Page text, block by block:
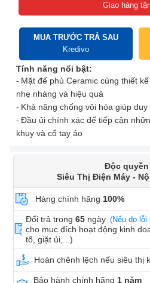
Giao hàng
MUA TRƯỚC TRẢ SAU
Kredivo
Tính năng nổi bật:
Mặt đế phủ Ceramic cùng thiết
nhẹ nhàng và hiệu quả
Khả năng chống vôi hóa giúp
Đầu ủi chính xác để tiếp cận
khuy và cổ tay áo
Độc quyền
Siêu Thị Điện Máy -
Hàng chính hãng 100%
Đổi trả trong 65ngày (Nếu do lỗi
cho mục đích hoạt động kinh
tố, giặt ủi,...)
Hoàn chênh lệch nếu siêu thị
Bảo hành chính hãng 1 năm